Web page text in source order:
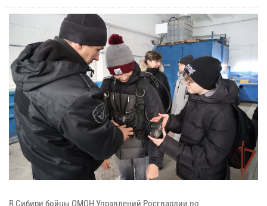
В Сибири бойцы ОМОН Управлений Росгвардии по